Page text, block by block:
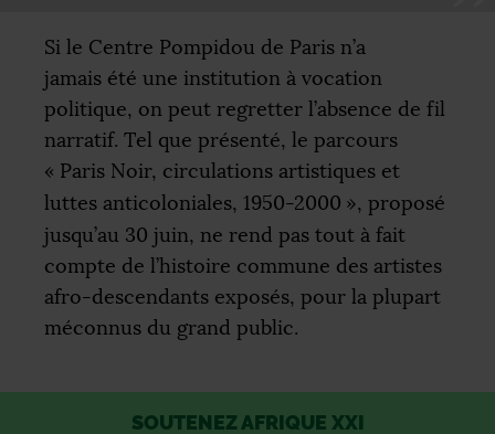
Si le Centre Pompidou de Paris n’a
jamais été une institution à vocation
politique, on peut regretter l’absence de fil
narratif. Tel que présenté, le parcours
« Paris Noir, circulations artistiques et
luttes anticoloniales, 1950-2000 », proposé
jusqu’au 30 juin, ne rend pas tout à fait
compte de l’histoire commune des artistes
afro-descendants exposés, pour la plupart
méconnus du grand public.
SOUTENEZ AFRIQUE XXI